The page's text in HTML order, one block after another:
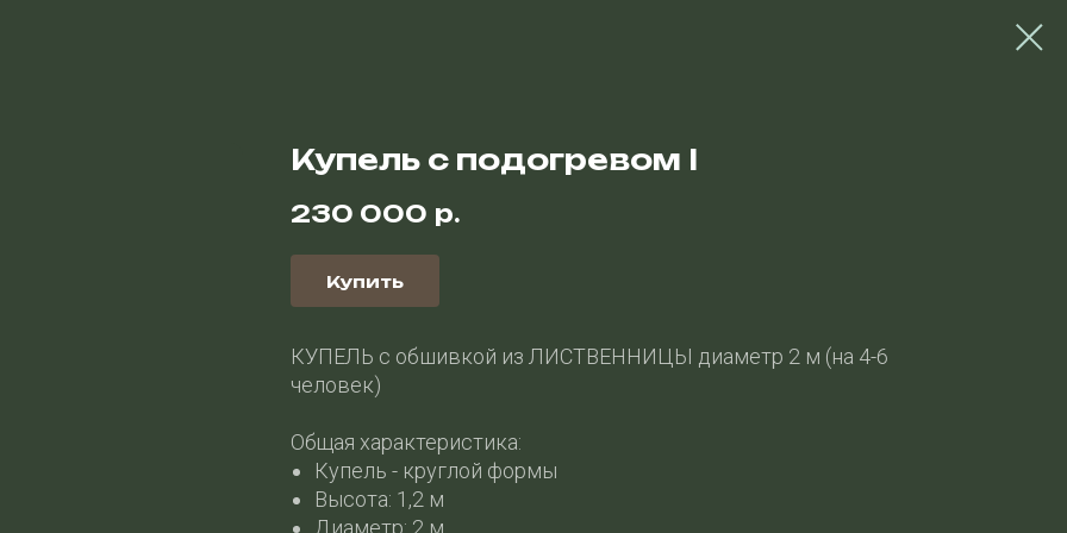
Купель c подогревом I
230 000 р.
Купить
КУПЕЛЬ с обшивкой из ЛИСТВЕННИЦЫ диаметр 2 м (на 4-6
человек)
Общая характеристика:
Купель - круглой формы
Высота: 1,2 м